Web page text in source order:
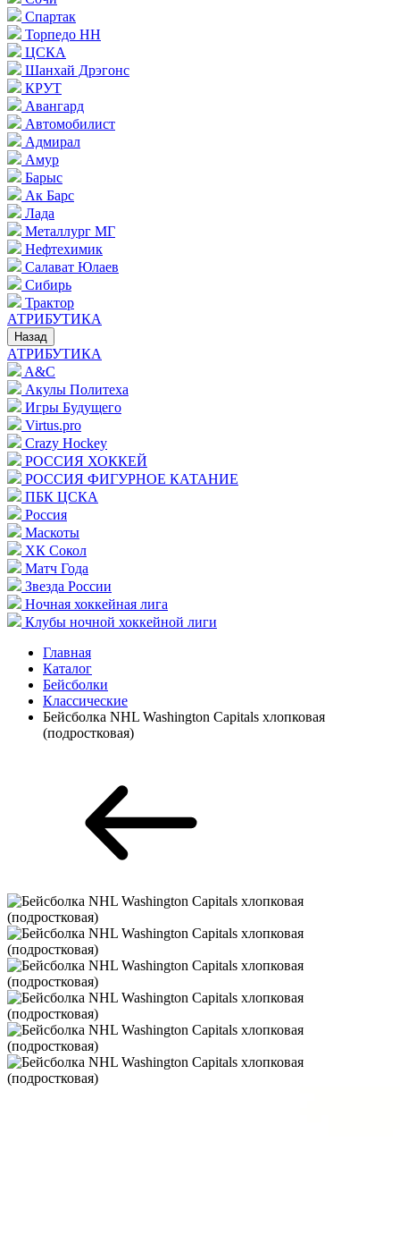
Спартак
Торпедо НН
ЦСКА
Шанхай Дрэгонс
КРУТ
Авангард
Автомобилист
Адмирал
Амур
Барыс
Ак Барс
Лада
Металлург МГ
Нефтехимик
Салават Юлаев
Сибирь
Трактор
АТРИБУТИКА
Назад
АТРИБУТИКА
A&C
Акулы Политеха
Игры Будущего
Virtus.pro
Crazy Hockey
РОССИЯ ХОККЕЙ
РОССИЯ ФИГУРНОЕ КАТАНИЕ
ПБК ЦСКА
Россия
Маскоты
ХК Сокол
Матч Года
Звезда России
Ночная хоккейная лига
Клубы ночной хоккейной лиги
Главная
Каталог
Бейсболки
Классические
Бейсболка NHL Washington Capitals хлопковая
(подростковая)